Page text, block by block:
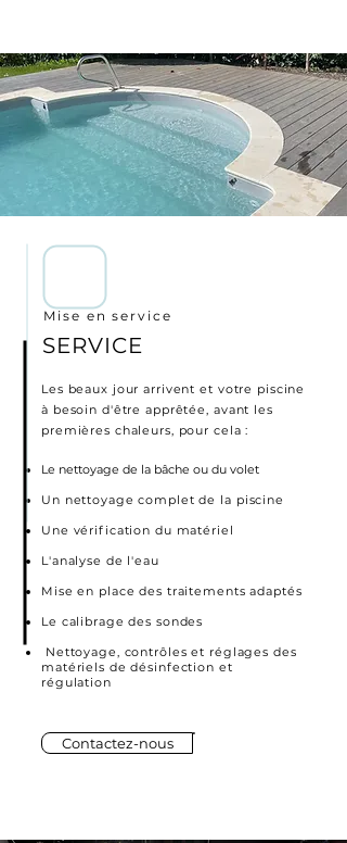
SERVICE
Mise en service
Les beaux jour arrivent et votre piscine
à besoin d'être apprêtée, avant les
premières chaleurs, pour cela :
Le nettoyage de la bâche ou du volet
Un nettoyage complet de la piscine
Une vérification du matériel
L'analyse de l'eau
Mise en place des traitements adaptés
Le calibrage des sondes
Nettoyage, contrôles et réglages des
matériels de désinfection et
régulation
Contactez-nous